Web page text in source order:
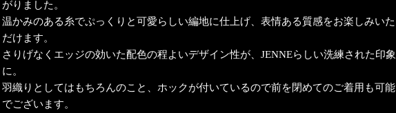
がりました。
温かみのある糸でぷっくりと可愛らしい編地に仕上げ、表情ある質感をお楽しみいた
だけます。
さりげなくエッジの効いた配色の程よいデザイン性が、JENNEらしい洗練された印象
に。
羽織りとしてはもちろんのこと、ホックが付いているので前を閉めてのご着用も可能
でございます。